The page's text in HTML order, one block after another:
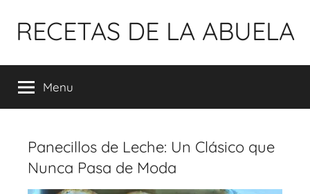
para
conteúdo
RECETAS DE LA ABUELA
Menu
Panecillos de Leche: Un Clásico que
Nunca Pasa de Moda